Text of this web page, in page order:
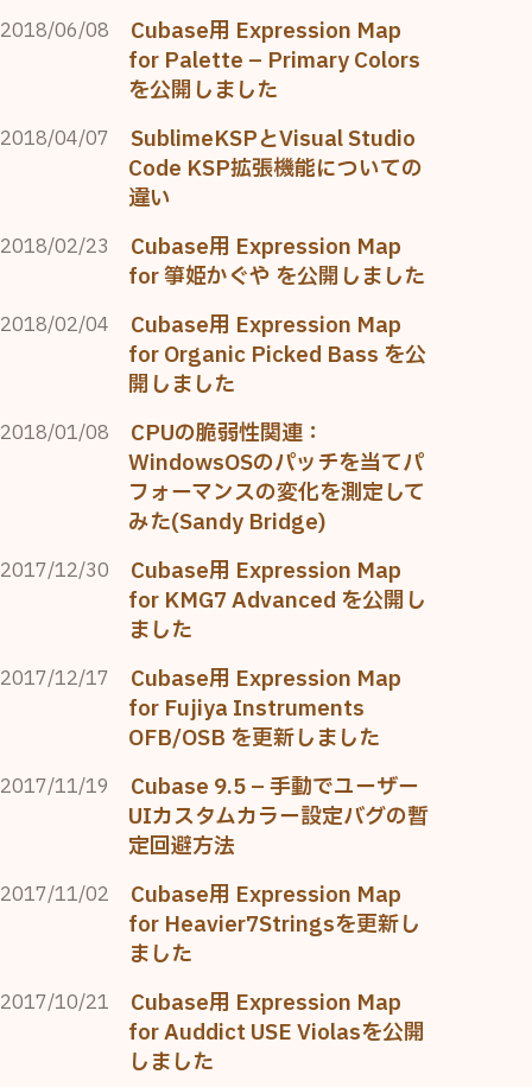
2018/06/08
Cubase用 Expression Map
for Palette – Primary Colors
を公開しました
2018/04/07
SublimeKSPとVisual Studio
Code KSP拡張機能についての
違い
2018/02/23
Cubase用 Expression Map
for 箏姫かぐや を公開しました
2018/02/04
Cubase用 Expression Map
for Organic Picked Bass を公
開しました
2018/01/08
CPUの脆弱性関連：
WindowsOSのパッチを当てパ
フォーマンスの変化を測定して
みた(Sandy Bridge)
2017/12/30
Cubase用 Expression Map
for KMG7 Advanced を公開し
ました
2017/12/17
Cubase用 Expression Map
for Fujiya Instruments
OFB/OSB を更新しました
2017/11/19
Cubase 9.5 – 手動でユーザー
UIカスタムカラー設定バグの暫
定回避方法
2017/11/02
Cubase用 Expression Map
for Heavier7Stringsを更新し
ました
2017/10/21
Cubase用 Expression Map
for Auddict USE Violasを公開
しました